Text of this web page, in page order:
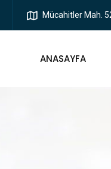
Mücahitler Mah.
ANASAYFA